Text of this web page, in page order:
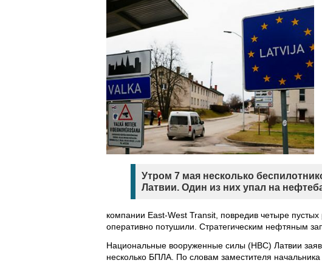
Утром 7 мая несколько
Латвии. Один из них упал на
компании East-West Transit, повредив четыре
оперативно потушили. Стратегическим нефтяным
Национальные вооруженные силы (НВС) Латвии
несколько БПЛА. По словам заместителя